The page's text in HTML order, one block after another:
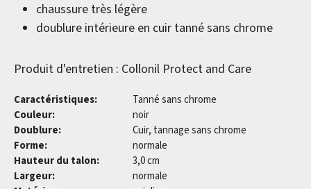
chaussure très légère
doublure intérieure en cuir tanné sans chrome
Produit d'entretien : Collonil Protect and Care
Caractéristiques:
Tanné sans chrome
Couleur:
noir
Doublure:
Cuir, tannage sans chrome
Forme:
normale
Hauteur du talon:
3,0 cm
Largeur:
normale